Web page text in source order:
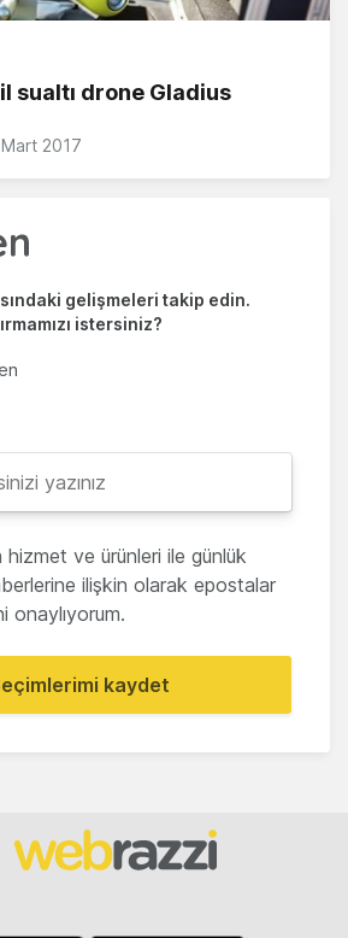
sualtı drone Gladius
2017
gelişmeleri takip edin.
istersiniz?
hizmet ve ürünleri ile günlük
ilişkin olarak epostalar
onaylıyorum.
kaydet